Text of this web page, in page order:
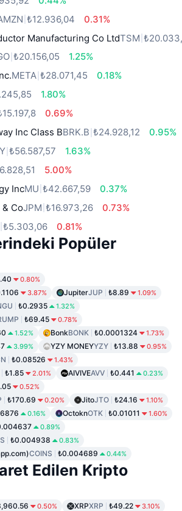
₺12.936,04
0.31%
Manufacturing Co LtdTSM
₺20.156,05
1.25%
META ₺28.071,45
0.18%
1.80%
0.69%
Inc Class BBRK.B ₺24.928,12
0.95%
₺56.587,57
1.63%
5.00%
IncMU ₺42.667,59
0.37%
CoJPM ₺16.973,26
0.73%
₺5.303,06 0.81%
Popüler
0.80%
3.87% JupiterJUP ₺8.89 1.09%
₺0.2935 1.32%
₺69.45 0.78%
1.52% BonkBONK ₺0.0001324 1.73%
3.99% YZY MONEYYZY ₺13.88 0.95%
₺0.08526 1.43%
₺1.85 2.01% AIVIVEAVV ₺0.441 0.23%
0.52%
₺170.69 0.20% JitoJTO ₺24.16 1.10%
0.16% OctoknOTK ₺0.01011 1.60%
0.89%
₺0.004938 0.83%
COINS ₺0.004689 0.44%
Edilen Kripto
0.50% XRPXRP ₺49.22 3.10%